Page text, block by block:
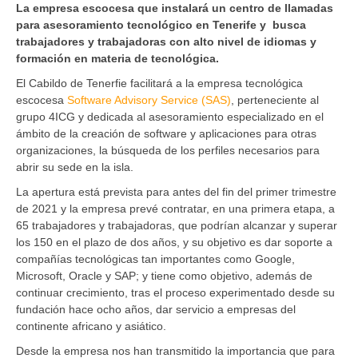
La empresa escocesa que instalará un centro de llamadas
para asesoramiento tecnológico en Tenerife y busca
trabajadores y trabajadoras con alto nivel de idiomas y
formación en materia de tecnológica.
El Cabildo de Tenerfie facilitará a la empresa tecnológica
escocesa Software Advisory Service (SAS) , perteneciente al
grupo 4ICG y dedicada al asesoramiento especializado en el
ámbito de la creación de software y aplicaciones para otras
organizaciones, la búsqueda de los perfiles necesarios para
abrir su sede en la isla.
La apertura está prevista para antes del fin del primer trimestre
de 2021 y la empresa prevé contratar, en una primera etapa, a
65 trabajadores y trabajadoras, que podrían alcanzar y superar
los 150 en el plazo de dos años, y su objetivo es dar soporte a
compañías tecnológicas tan importantes como Google,
Microsoft, Oracle y SAP; y tiene como objetivo, además de
continuar crecimiento, tras el proceso experimentado desde su
fundación hace ocho años, dar servicio a empresas del
continente africano y asiático.
Desde la empresa nos han transmitido la importancia que para